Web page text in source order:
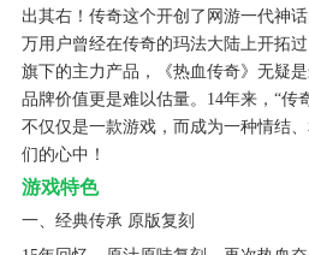
出其右！传奇这个开创了网游一代神
万用户曾经在传奇的玛法大陆上开拓
旗下的主力产品，《热血传奇》无疑
品牌价值更是难以估量。14年来，“传
不仅仅是一款游戏，而成为一种情结
们的心中！
游戏特色
一、经典传承 原版复刻